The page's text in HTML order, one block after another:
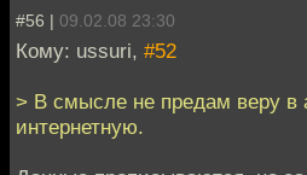
#56 | 09.02.08 23:30
Кому: ussuri, #52
> В смысле не предам веру в
интернетную.